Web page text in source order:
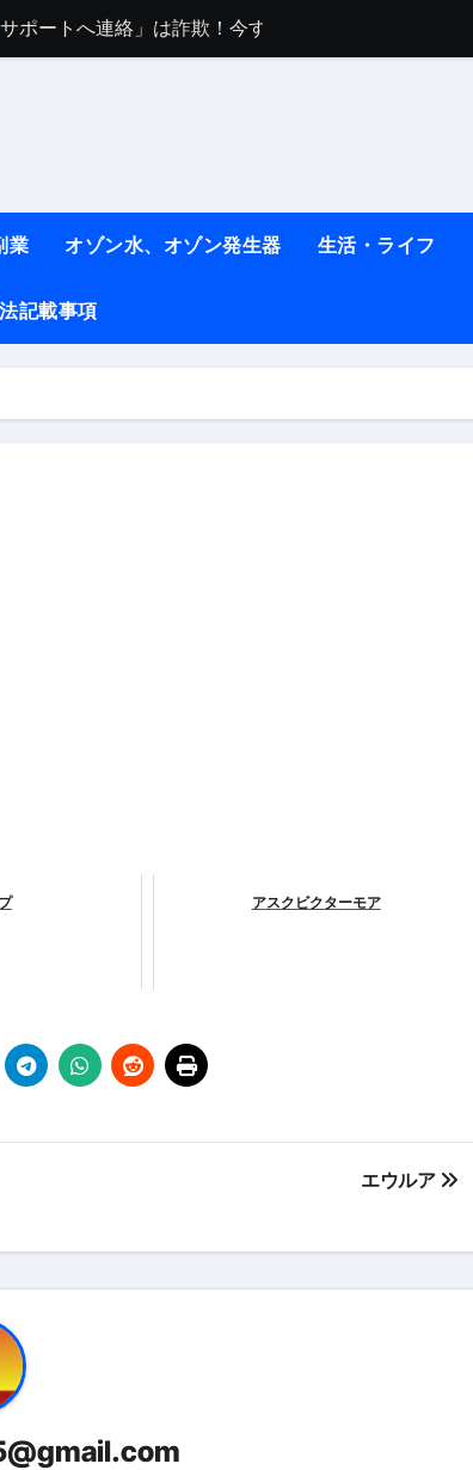
ポートへ連絡」は詐欺！今すぐ閉じる対処法
側か？被害者への補償や損害賠償をわかりやすく解説
けで痩せ体質になるタンパク質3選！
イエット
ある？ #エクササイズ
ト、食事はこれからやりました！【あすけん活用術
10kg減量した、私の痩せる9つの習慣 | レシピ付き |
言・人生哲学から読み解く生き方
報収集との関係と見分け方を解説
ータと前兆現象を徹底解説【2026】
残念な国になった理由です。国民は●●をしないと
ための方法 #投資詐欺 #詐欺 #弁護士 #法律
円」になる！
円も投資してる営業39歳サラリーマン【2025年10
ますか？#Shorts
成果を出す電話の仕方はコレ！
業 オゾン水、オゾン発生器 生活・ライフ
記載事項
アスクビクターモア
エウルア